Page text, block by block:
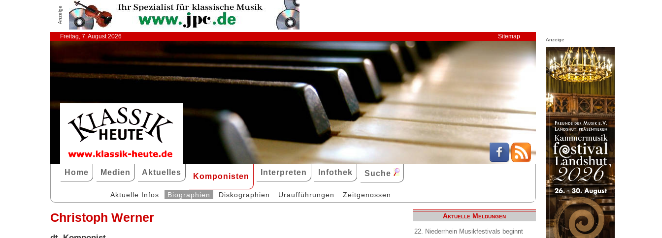
Anzeige
Freitag, 7. August 2026 Sitemap
Home Medien Aktuelles Komponisten Interpreten Infothek Suche
Aktuelle Infos Biographien Diskographien Uraufführungen Zeitgenossen
Christoph Werner Aktuelle Meldungen
22. Niederrhein Musikfestivals beginnt
Anzeige